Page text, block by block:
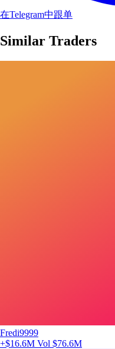
在Telegram中跟单
Similar Traders
Fredi9999
+$16.6M Vol $76.6M